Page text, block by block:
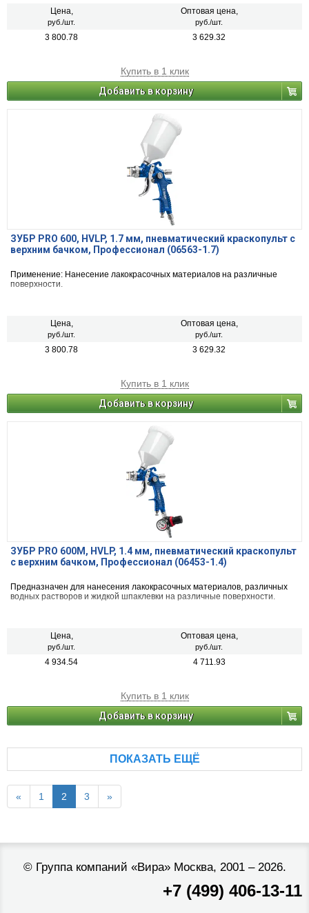
Цена,
руб./шт.
Оптовая цена,
руб./шт.
3 800.78 3 629.32
Купить в 1 клик
Добавить в корзину
ЗУБР PRO 600, HVLP, 1.7 мм, пневматический краскопульт с
верхним бачком, Профессионал (06563-1.7)
Применение: Нанесение лакокрасочных материалов на различные
поверхности.
Цена,
руб./шт.
Оптовая цена,
руб./шт.
3 800.78 3 629.32
Купить в 1 клик
Добавить в корзину
ЗУБР PRO 600M, HVLP, 1.4 мм, пневматический краскопульт
с верхним бачком, Профессионал (06453-1.4)
Предназначен для нанесения лакокрасочных материалов, различных
водных растворов и жидкой шпаклевки на различные поверхности.
Цена,
руб./шт.
Оптовая цена,
руб./шт.
4 934.54 4 711.93
Купить в 1 клик
Добавить в корзину
ПОКАЗАТЬ ЕЩЁ
« 1 2 3 »
© Группа компаний «Вира»Москва, 2001 – 2026.
+7 (499) 406-13-11